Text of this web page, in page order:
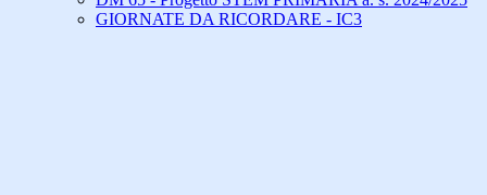
GIORNATE DA RICORDARE - IC3